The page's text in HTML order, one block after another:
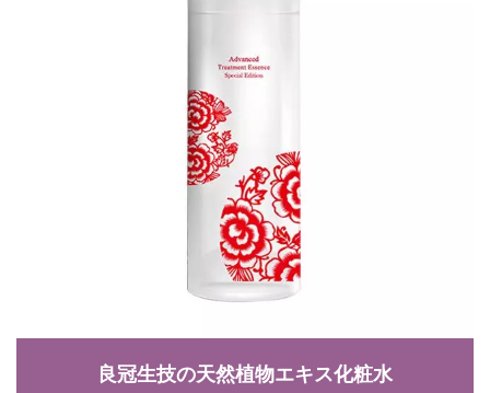
良冠生技の天然植物エキス化粧水